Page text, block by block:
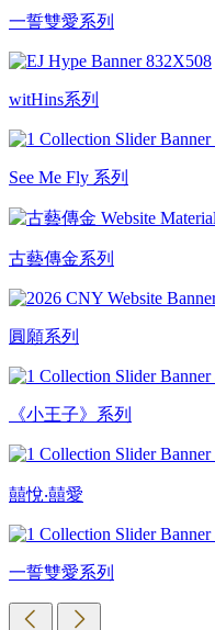
一誓雙愛系列
witHins系列
See Me Fly 系列
古藝傳金系列
圓願系列
《小王子》系列
囍悅‧囍愛
一誓雙愛系列